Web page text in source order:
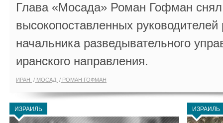
Глава «Мосада» Роман Гофман снял
высокопоставленных
начальника разведывательного
иранского направления.
ИРАН МОСАД РОМАН ГОФМАН
ИЗРАИЛЬ ИЗРАИЛЬ